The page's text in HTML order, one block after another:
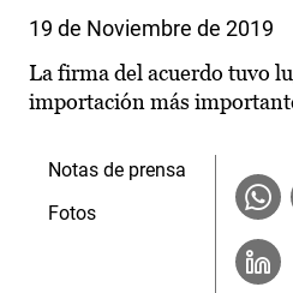
19 de Noviembre de 2019
La firma del acuerdo tuvo
importación más
Notas de prensa
Fotos